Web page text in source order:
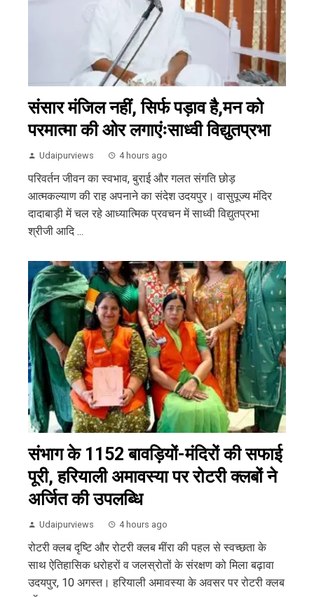
संसार मंजिल नहीं, सिर्फ पड़ाव है,मन को
परमात्मा की ओर लगाएंःसाध्वी विद्युतप्रभा
Udaipurviews 4 hours ago
परिवर्तन जीवन का स्वभाव, बुराई और गलत संगति छोड़
आत्मकल्याण की राह अपनाने का संदेश उदयपुर। वासुपूज्य मंदिर
दादाबाड़ी में चल रहे आध्यात्मिक प्रवचन में साध्वी विद्युतप्रभा
श्रीजी आदि ...
संभाग के 1152 बावड़ियों-मंदिरों की सफाई
पूरी, हरियाली अमावस्या पर रोटरी क्लबों ने
अर्जित की उपलब्धि
Udaipurviews 4 hours ago
रोटरी क्लब दृष्टि और रोटरी क्लब मींरा की पहल से स्वच्छता के
साथ ऐतिहासिक धरोहरों व जलस्रोतों के संरक्षण को मिला बढ़ावा
उदयपुर, 10 अगस्त। हरियाली अमावस्या के अवसर पर रोटरी क्लब